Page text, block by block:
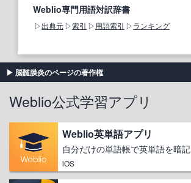
Weblio専門用語対訳辞書
出典元 索引 用語索引 ランキング
脳髄膜炎のページの著作権
Weblio公式学習アプリ
Weblio英単語アプリ
自分だけの単語帳で英単語を暗記
iOS